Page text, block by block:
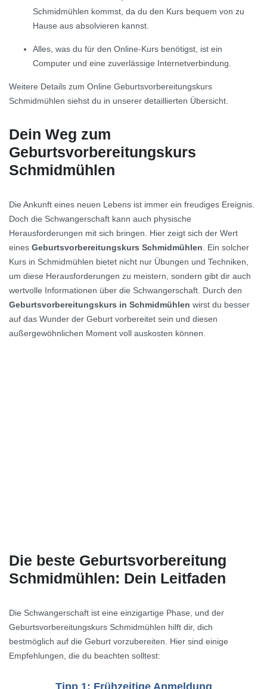
Schmidmühlen kommst, da du den Kurs bequem von zu
Hause aus absolvieren kannst.
Alles, was du für den Online-Kurs benötigst, ist ein
Computer und eine zuverlässige Internetverbindung.
Weitere Details zum Online Geburtsvorbereitungskurs
Schmidmühlen siehst du in unserer detaillierten Übersicht.
Dein Weg zum
Geburtsvorbereitungskurs
Schmidmühlen
Die Ankunft eines neuen Lebens ist immer ein freudiges Ereignis.
Doch die Schwangerschaft kann auch physische
Herausforderungen mit sich bringen. Hier zeigt sich der Wert
eines Geburtsvorbereitungskurs Schmidmühlen. Ein solcher
Kurs in Schmidmühlen bietet nicht nur Übungen und Techniken,
um diese Herausforderungen zu meistern, sondern gibt dir auch
wertvolle Informationen über die Schwangerschaft. Durch den
Geburtsvorbereitungskurs in Schmidmühlen wirst du besser
auf das Wunder der Geburt vorbereitet sein und diesen
außergewöhnlichen Moment voll auskosten können.
Die beste Geburtsvorbereitung
Schmidmühlen: Dein Leitfaden
Die Schwangerschaft ist eine einzigartige Phase, und der
Geburtsvorbereitungskurs Schmidmühlen hilft dir, dich
bestmöglich auf die Geburt vorzubereiten. Hier sind einige
Empfehlungen, die du beachten solltest: